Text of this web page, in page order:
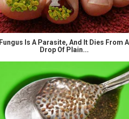
Fungus Is A Parasite, And It Dies From A
Drop Of Plain...